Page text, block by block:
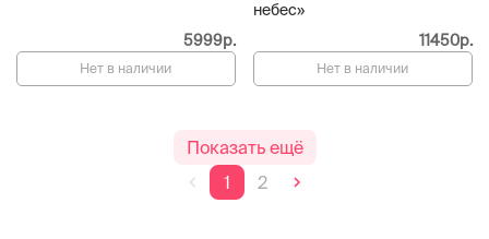
5999р.
Нет в наличии
небес»
11450р.
Нет в наличии
Показать ещё
1
2